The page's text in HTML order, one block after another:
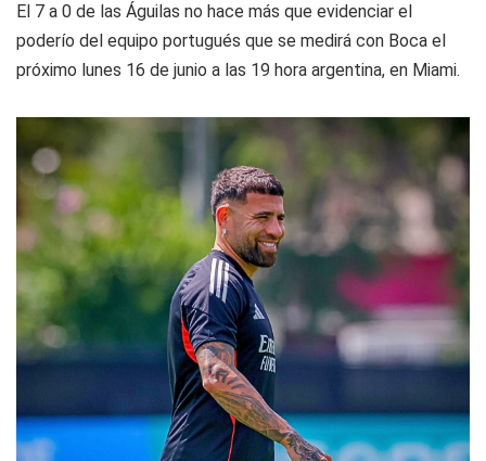
El 7 a 0 de las Águilas no hace más que evidenciar el
poderío del equipo portugués que se medirá con Boca el
próximo lunes 16 de junio a las 19 hora argentina, en Miami.